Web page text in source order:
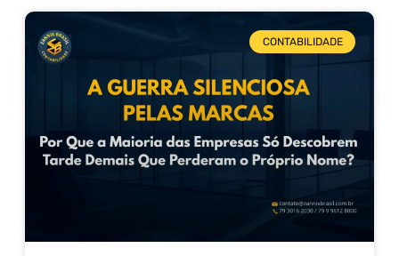
CONTABILIDADE